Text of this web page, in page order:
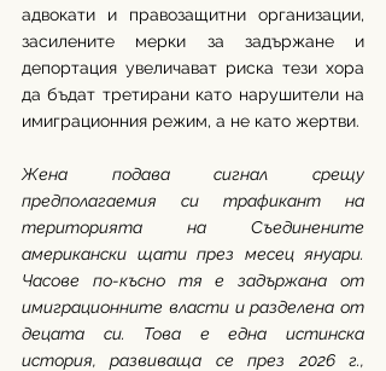
адвокати и правозащитни организации,
засилените мерки за задържане и
депортация увеличават риска тези хора
да бъдат третирани като нарушители на
имиграционния режим, а не като жертви.
Жена подава сигнал срещу
предполагаемия си трафикант на
територията на Съединените
американски щати през месец януари.
Часове по-късно тя е задържана от
имиграционните власти и разделена от
децата си. Това е една истинска
история, развиваща се през 2026 г.,